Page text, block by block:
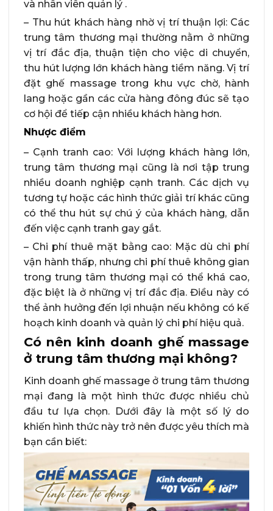
và nhân viên quản lý .
– Thu hút khách hàng nhờ vị trí thuận lợi: Các
trung tâm thương mại thường nằm ở những
vị trí đắc địa, thuận tiện cho việc di chuyển,
thu hút lượng lớn khách hàng tiềm năng. Vị trí
đặt ghế massage trong khu vực chờ, hành
lang hoặc gần các cửa hàng đông đúc sẽ tạo
cơ hội để tiếp cận nhiều khách hàng hơn.
Nhược điểm
– Cạnh tranh cao: Với lượng khách hàng lớn,
trung tâm thương mại cũng là nơi tập trung
nhiều doanh nghiệp cạnh tranh. Các dịch vụ
tương tự hoặc các hình thức giải trí khác cũng
có thể thu hút sự chú ý của khách hàng, dẫn
đến việc cạnh tranh gay gắt.
– Chi phí thuê mặt bằng cao: Mặc dù chi phí
vận hành thấp, nhưng chi phí thuê không gian
trong trung tâm thương mại có thể khá cao,
đặc biệt là ở những vị trí đắc địa. Điều này có
thể ảnh hưởng đến lợi nhuận nếu không có kế
hoạch kinh doanh và quản lý chi phí hiệu quả.
Có nên kinh doanh ghế massage
ở trung tâm thương mại không?
Kinh doanh ghế massage ở trung tâm thương
mại đang là một hình thức được nhiều chủ
đầu tư lựa chọn. Dưới đây là một số lý do
khiến hình thức này trở nên được yêu thích mà
bạn cần biết: